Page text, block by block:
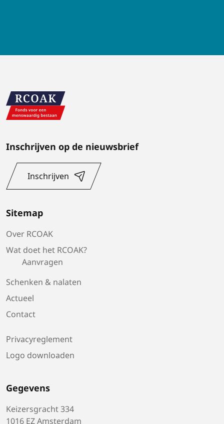
Inschrijven op de nieuwsbrief
Inschrijven
Sitemap
Over RCOAK
Wat doet het RCOAK?
Aanvragen
Schenken & nalaten
Actueel
Contact
Privacyreglement
Logo downloaden
Gegevens
Keizersgracht 334
1016 EZ Amsterdam